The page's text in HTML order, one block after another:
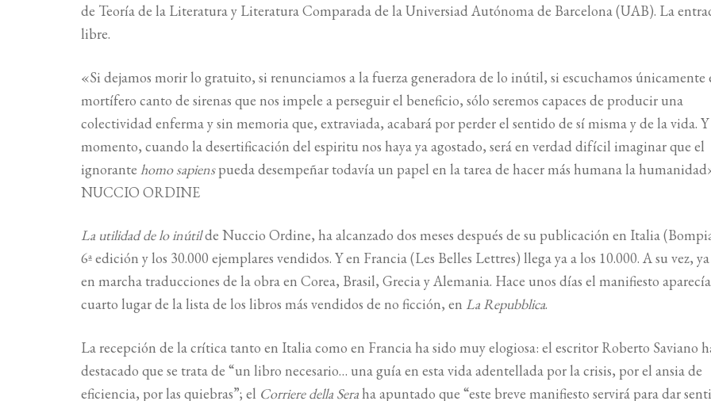
de Teoría de la Literatura y Literatura Comparada de la Universiad Autónoma de Barcelona (UAB). La
libre.
«Si dejamos morir lo gratuito, si renunciamos a la fuerza generadora de lo inútil, si escuchamos únicamente
mortífero canto de sirenas que nos impele a perseguir el beneficio, sólo seremos capaces de producir una
colectividad enferma y sin memoria que, extraviada, acabará por perder el sentido de sí misma y de la vida. Y
momento, cuando la desertificación del espiritu nos haya ya agostado, será en verdad difícil imaginar que el
ignorantehomo sapienspueda desempeñar todavía un papel en la tarea de hacer más humana la
NUCCIO ORDINE
La utilidad de lo inútilde Nuccio Ordine, ha alcanzado dos meses después de su publicación en Italia
6ª edición y los 30.000 ejemplares vendidos. Y en Francia (Les Belles Lettres) llega ya a los 10.000. A su vez,
en marcha traducciones de la obra en Corea, Brasil, Grecia y Alemania. Hace unos días el manifiesto
cuarto lugar de la lista de los libros más vendidos de no ficción, en La Repubblica.
La recepción de la crítica tanto en Italia como en Francia ha sido muy elogiosa: el escritor Roberto Saviano
destacado que se trata de “un libro necesario… una guía en esta vida adentellada por la crisis, por el ansia de
eficiencia, por las quiebras”; el Corriere della Seraha apuntado que “este breve manifiesto servirá para dar